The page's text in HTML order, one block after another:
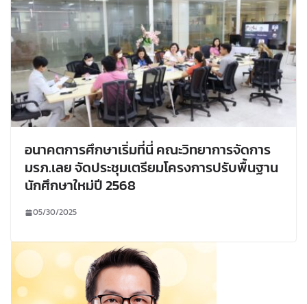
อนาคตการศึกษาเริ่มที่นี่ คณะวิทยาการจัดการ
มรภ.เลย จัดประชุมเตรียมโครงการปรับพื้นฐาน
นักศึกษาใหม่ปี 2568
05/30/2025